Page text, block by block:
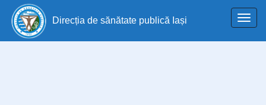
Direcția de sănătate publică Iași